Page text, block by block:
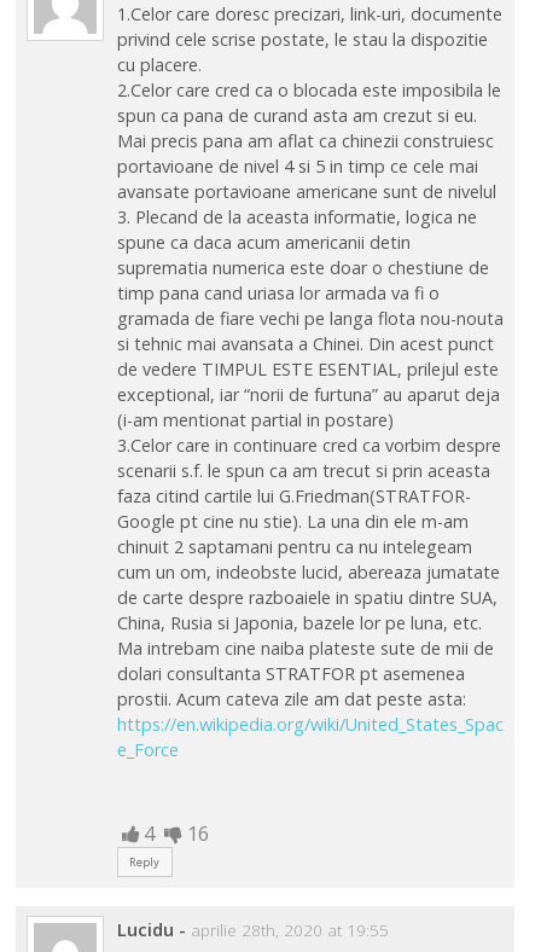
1.Celor care doresc precizari, link-uri, documente
privind cele scrise postate, le stau la dispozitie
cu placere.
2.Celor care cred ca o blocada este imposibila le
spun ca pana de curand asta am crezut si eu.
Mai precis pana am aflat ca chinezii construiesc
portavioane de nivel 4 si 5 in timp ce cele mai
avansate portavioane americane sunt de nivelul
3. Plecand de la aceasta informatie, logica ne
spune ca daca acum americanii detin
suprematia numerica este doar o chestiune de
timp pana cand uriasa lor armada va fi o
gramada de fiare vechi pe langa flota nou-nouta
si tehnic mai avansata a Chinei. Din acest punct
de vedere TIMPUL ESTE ESENTIAL, prilejul este
exceptional, iar “norii de furtuna” au aparut deja
(i-am mentionat partial in postare)
3.Celor care in continuare cred ca vorbim despre
scenarii s.f. le spun ca am trecut si prin aceasta
faza citind cartile lui G.Friedman(STRATFOR-
Google pt cine nu stie). La una din ele m-am
chinuit 2 saptamani pentru ca nu intelegeam
cum un om, indeobste lucid, abereaza jumatate
de carte despre razboaiele in spatiu dintre SUA,
China, Rusia si Japonia, bazele lor pe luna, etc.
Ma intrebam cine naiba plateste sute de mii de
dolari consultanta STRATFOR pt asemenea
prostii. Acum cateva zile am dat peste asta:
https://en.wikipedia.org/wiki/United_States_Spac
e_Force
4 16
Reply
Lucidu - aprilie 28th, 2020 at 19:55